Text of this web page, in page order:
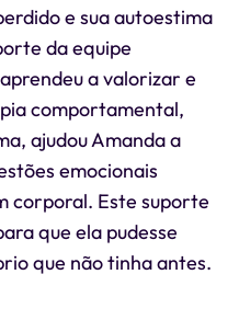
e sua autoestima
da equipe
a valorizar e
comportamental,
ajudou Amanda a
emocionais
corporal. Este suporte
que ela pudesse
que não tinha antes.